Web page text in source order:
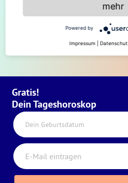
Welcher Aszendent ist
Gratis!
Dein Tageshoroskop
Dein Geburtsdatum
mehr
Powered by
Impressum